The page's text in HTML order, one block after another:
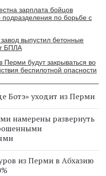
зарплата бойцов
подразделения по борьбе с
выпустил бетонные
БПЛА
Перми будут закрываться во
беспилотной опасности
Ботэ» уходит из Перми
намерены развернуть
из Перми в Абхазию